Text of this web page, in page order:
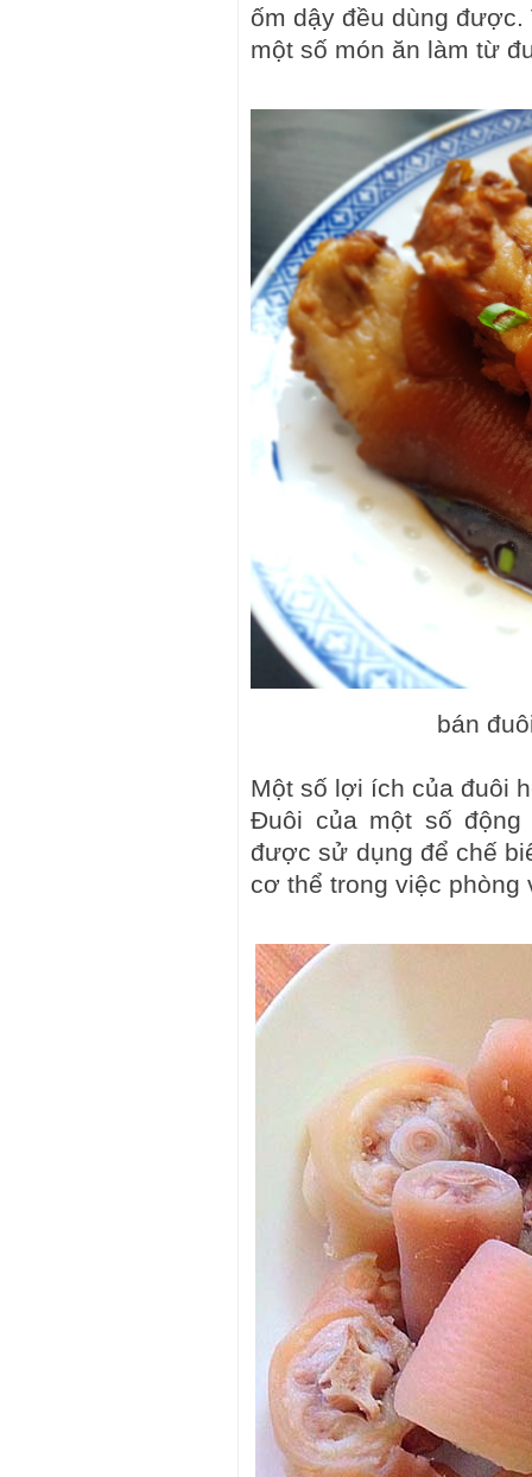
ốm dậy đều dùng
một số món ăn làm từ
bán
Một số lợi ích của đuôi
Đuôi của một số
được sử dụng để chế
cơ thể trong việc phòng